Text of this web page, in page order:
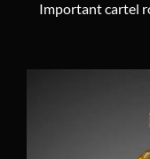
Important cartel